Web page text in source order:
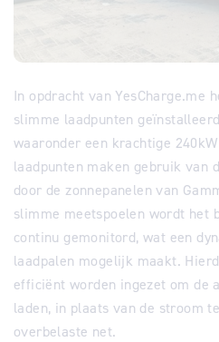
In opdracht van YesCharge.me
slimme laadpunten
waaronder een krachtige
laadpunten maken gebruik van
door de zonnepanelen van
slimme meetspoelen wordt het
continu gemonitord, wat een
laadpalen mogelijk maakt.
efficiënt worden ingezet om de
laden, in plaats van de stroom
overbelaste net.